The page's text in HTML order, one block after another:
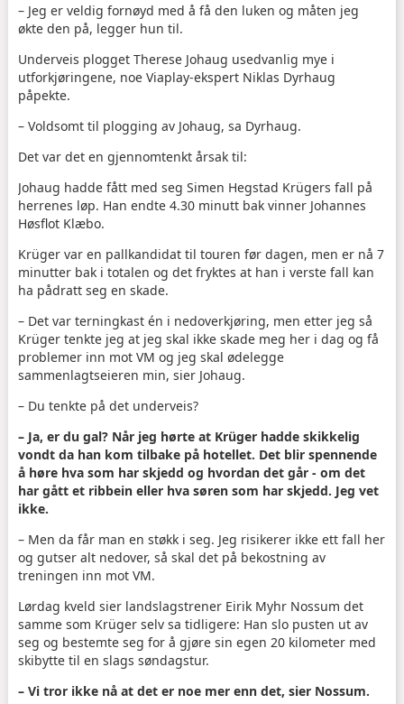
– Jeg er veldig fornøyd med å få den luken og måten jeg
økte den på, legger hun til.
Underveis plogget Therese Johaug usedvanlig mye i
utforkjøringene, noe Viaplay-ekspert Niklas Dyrhaug
påpekte.
– Voldsomt til plogging av Johaug, sa Dyrhaug.
Det var det en gjennomtenkt årsak til:
Johaug hadde fått med seg Simen Hegstad Krügers fall på
herrenes løp. Han endte 4.30 minutt bak vinner Johannes
Høsflot Klæbo.
Krüger var en pallkandidat til touren før dagen, men er nå 7
minutter bak i totalen og det fryktes at han i verste fall kan
ha pådratt seg en skade.
– Det var terningkast én i nedoverkjøring, men etter jeg så
Krüger tenkte jeg at jeg skal ikke skade meg her i dag og få
problemer inn mot VM og jeg skal ødelegge
sammenlagtseieren min, sier Johaug.
– Du tenkte på det underveis?
– Ja, er du gal? Når jeg hørte at Krüger hadde skikkelig
vondt da han kom tilbake på hotellet. Det blir spennende
å høre hva som har skjedd og hvordan det går - om det
har gått et ribbein eller hva søren som har skjedd. Jeg vet
ikke.
– Men da får man en støkk i seg. Jeg risikerer ikke ett fall her
og gutser alt nedover, så skal det på bekostning av
treningen inn mot VM.
Lørdag kveld sier landslagstrener Eirik Myhr Nossum det
samme som Krüger selv sa tidligere: Han slo pusten ut av
seg og bestemte seg for å gjøre sin egen 20 kilometer med
skibytte til en slags søndagstur.
– Vi tror ikke nå at det er noe mer enn det, sier Nossum.